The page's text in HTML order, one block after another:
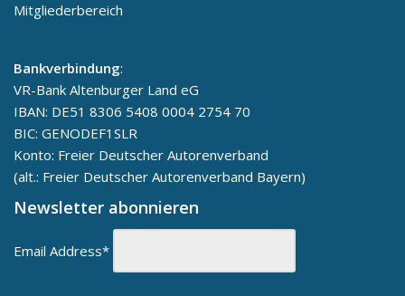
Mitgliederbereich
Bankverbindung:
VR-Bank Altenburger Land eG
IBAN: DE51 8306 5408 0004 2754 70
BIC: GENODEF1SLR
Konto: Freier Deutscher Autorenverband
(alt.: Freier Deutscher Autorenverband Bayern)
Newsletter abonnieren
Email Address*